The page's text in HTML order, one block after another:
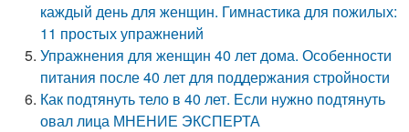
каждый день для женщин. Гимнастика для пожилых:
11 простых упражнений
Упражнения для женщин 40 лет дома. Особенности
питания после 40 лет для поддержания стройности
Как подтянуть тело в 40 лет. Если нужно подтянуть
овал лица МНЕНИЕ ЭКСПЕРТА